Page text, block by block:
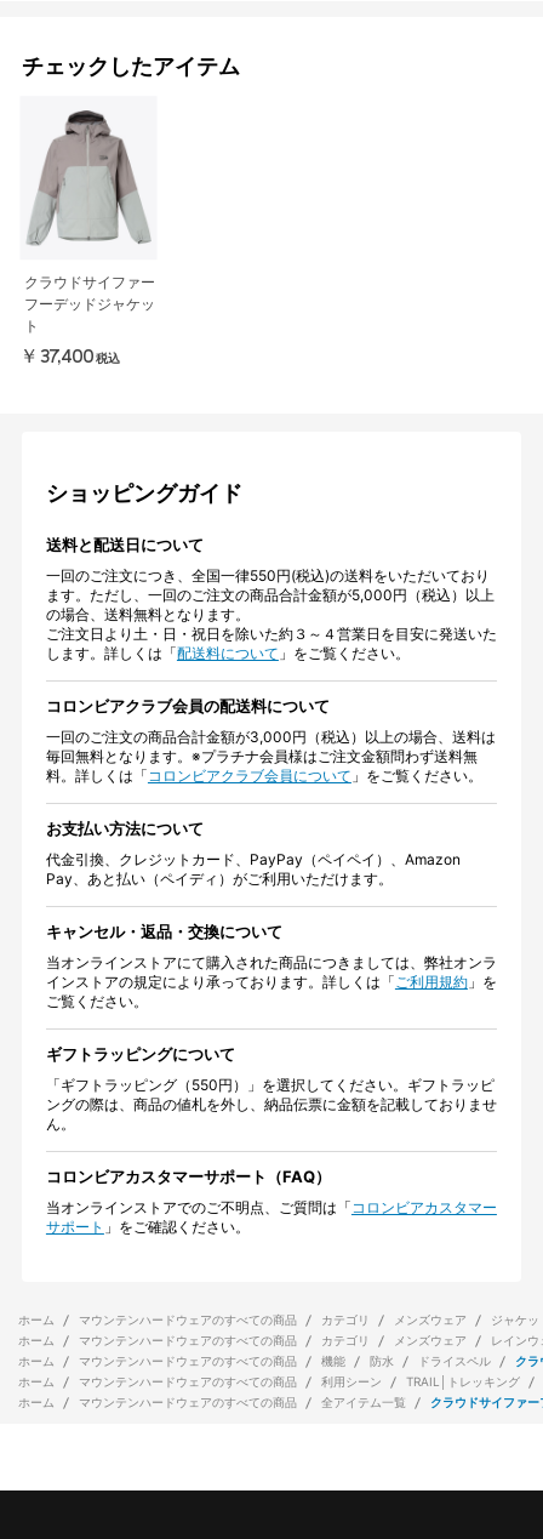
チェックしたアイテム
クラウドサイファー
フーデッドジャケッ
ト
￥37,400 税込
ショッピングガイド
送料と配送日について
一回のご注文につき、全国一律550円(税込)の送料をいただいており
ます。ただし、一回のご注文の商品合計金額が5,000円（税込）以上
の場合、送料無料となります。
ご注文日より土・日・祝日を除いた約３～４営業日を目安に発送いた
します。詳しくは「配送料について 」をご覧ください。
コロンビアクラブ会員の配送料について
一回のご注文の商品合計金額が3,000円（税込）以上の場合、送料は
毎回無料となります。※プラチナ会員様はご注文金額問わず送料無
料。詳しくは「コロンビアクラブ会員について 」をご覧ください。
お支払い方法について
代金引換、クレジットカード、PayPay（ペイペイ）、Amazon
Pay、あと払い（ペイディ）がご利用いただけます。
キャンセル・返品・交換について
当オンラインストアにて購入された商品につきましては、弊社オンラ
インストアの規定により承っております。詳しくは「ご利用規約」を
ご覧ください。
ギフトラッピングについて
「ギフトラッピング（550円）」を選択してください。ギフトラッピ
ングの際は、商品の値札を外し、納品伝票に金額を記載しておりませ
ん。
コロンビアカスタマーサポート（FAQ）
当オンラインストアでのご不明点、ご質問は「コロンビアカスタマー
サポート 」をご確認ください。
ホーム マウンテンハードウェアのすべての商品 カテゴリ メンズウェア
ジャケッ
ホーム
マウンテンハードウェアのすべての商品 カテゴリ メンズウェア
レインウ
ホーム
マウンテンハードウェアのすべての商品 機能 防水 ドライスペル
クラ
ホーム
マウンテンハードウェアのすべての商品 利用シーン
TRAIL│トレッキング
ホーム
マウンテンハードウェアのすべての商品 全アイテム一覧 クラウドサイファ